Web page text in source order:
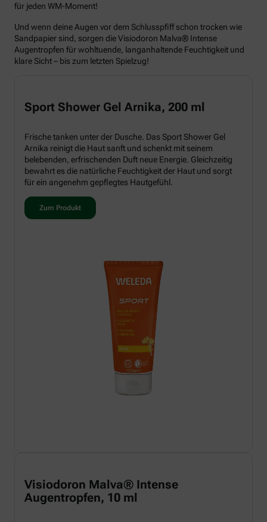
für jeden WM-Moment!
Und wenn deine Augen vor dem Schlusspfiff schon trocken wie
Sandpapier sind, sorgen die Visiodoron Malva® Intense
Augentropfen für wohltuende, langanhaltende Feuchtigkeit und
klare Sicht – bis zum letzten Spielzug!
Sport Shower Gel Arnika, 200 ml
Frische tanken unter der Dusche. Das Sport Shower Gel
Arnika reinigt die Haut sanft und schenkt mit seinem
belebenden, erfrischenden Duft neue Energie. Gleichzeitig
bewahrt es die natürliche Feuchtigkeit der Haut und sorgt
für ein angenehm gepflegtes Hautgefühl.
Zum Produkt
Visiodoron Malva® Intense
Augentropfen, 10 ml